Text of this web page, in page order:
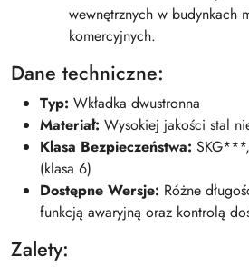
wewnętrznych w budynkach
komercyjnych.
Dane techniczne:
Typ: Wkładka dwustronna
Materiał: Wysokiej jakości stal
Klasa Bezpieczeństwa:
(klasa 6)
Dostępne Wersje: Różne
funkcją awaryjną oraz kontrolą
Zalety: